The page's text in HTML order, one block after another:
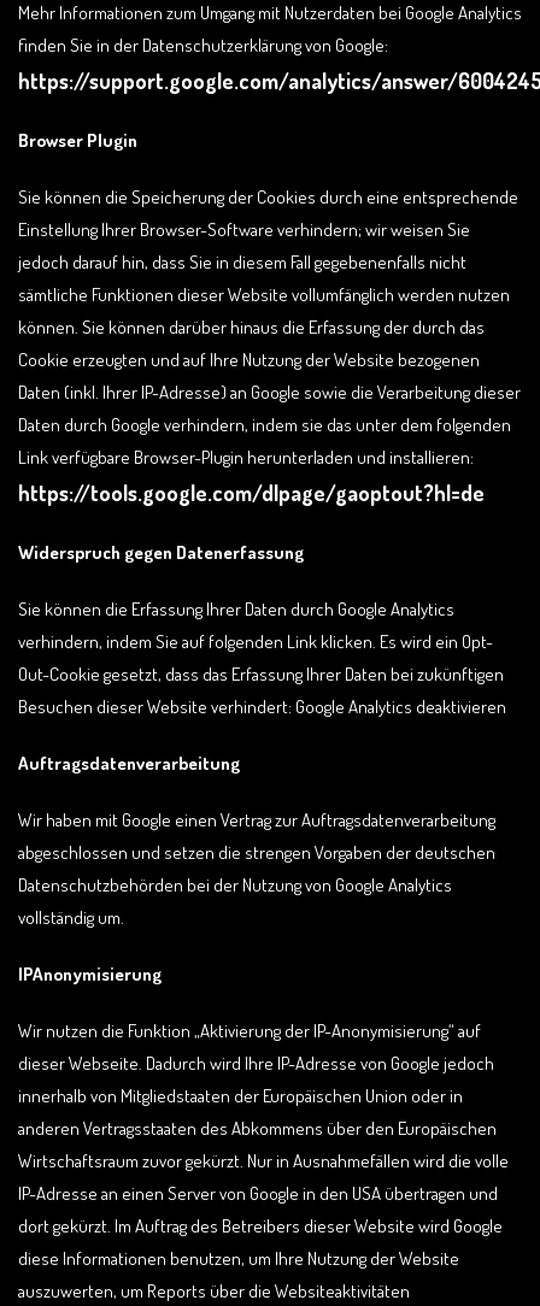
Mehr Informationen zum Umgang mit Nutzerdaten bei Google Analytics
finden Sie in der Datenschutzerklärung von Google:
https://support.google.com/analytics/answer/
Browser Plugin
Sie können die Speicherung der Cookies durch eine entsprechende
Einstellung Ihrer Browser-Software verhindern; wir weisen Sie
jedoch darauf hin, dass Sie in diesem Fall gegebenenfalls nicht
sämtliche Funktionen dieser Website vollumfänglich werden nutzen
können. Sie können darüber hinaus die Erfassung der durch das
Cookie erzeugten und auf Ihre Nutzung der Website bezogenen
Daten (inkl. Ihrer IP-Adresse) an Google sowie die Verarbeitung dieser
Daten durch Google verhindern, indem sie das unter dem folgenden
Link verfügbare Browser-Plugin herunterladen und installieren:
https://tools.google.com/dlpage/gaoptout?hl=de
Widerspruch gegen Datenerfassung
Sie können die Erfassung Ihrer Daten durch Google Analytics
verhindern, indem Sie auf folgenden Link klicken. Es wird ein Opt-
Out-Cookie gesetzt, dass das Erfassung Ihrer Daten bei zukünftigen
Besuchen dieser Website verhindert: Google Analytics deaktivieren
Auftragsdatenverarbeitung
Wir haben mit Google einen Vertrag zur Auftragsdatenverarbeitung
abgeschlossen und setzen die strengen Vorgaben der deutschen
Datenschutzbehörden bei der Nutzung von Google Analytics
vollständig um.
IPAnonymisierung
Wir nutzen die Funktion „Aktivierung der IP-Anonymisierung“ auf
dieser Webseite. Dadurch wird Ihre IP-Adresse von Google jedoch
innerhalb von Mitgliedstaaten der Europäischen Union oder in
anderen Vertragsstaaten des Abkommens über den Europäischen
Wirtschaftsraum zuvor gekürzt. Nur in Ausnahmefällen wird die volle
IP-Adresse an einen Server von Google in den USA übertragen und
dort gekürzt. Im Auftrag des Betreibers dieser Website wird Google
diese Informationen benutzen, um Ihre Nutzung der Website
auszuwerten, um Reports über die Websiteaktivitäten